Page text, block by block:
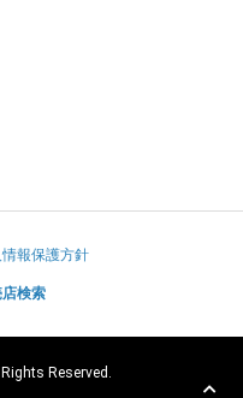
報保護方針
検索
Reserved.